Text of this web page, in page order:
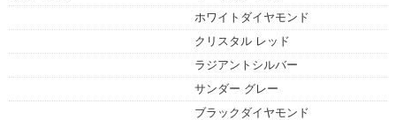
ホワイトダイヤモンド
クリスタル レッド
ラジアントシルバー
サンダー グレー
ブラックダイヤモンド